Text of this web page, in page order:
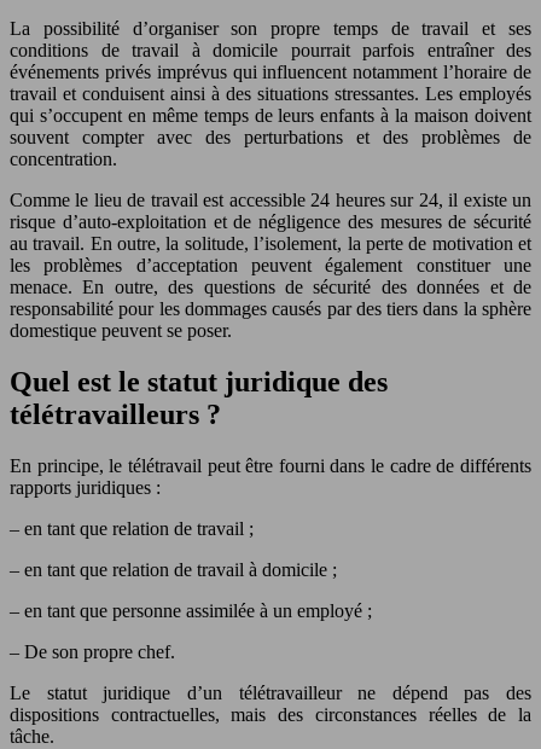
La possibilité d’organiser son propre temps de travail et ses
conditions de travail à domicile pourrait parfois entraîner des
événements privés imprévus qui influencent notamment l’horaire de
travail et conduisent ainsi à des situations stressantes. Les employés
qui s’occupent en même temps de leurs enfants à la maison doivent
souvent compter avec des perturbations et des problèmes de
concentration.
Comme le lieu de travail est accessible 24 heures sur 24, il existe un
risque d’auto-exploitation et de négligence des mesures de sécurité
au travail. En outre, la solitude, l’isolement, la perte de motivation et
les problèmes d’acceptation peuvent également constituer une
menace. En outre, des questions de sécurité des données et de
responsabilité pour les dommages causés par des tiers dans la sphère
domestique peuvent se poser.
Quel est le statut juridique des
télétravailleurs ?
En principe, le télétravail peut être fourni dans le cadre de différents
rapports juridiques :
– en tant que relation de travail ;
– en tant que relation de travail à domicile ;
– en tant que personne assimilée à un employé ;
– De son propre chef.
Le statut juridique d’un télétravailleur ne dépend pas des
dispositions contractuelles, mais des circonstances réelles de la
tâche.